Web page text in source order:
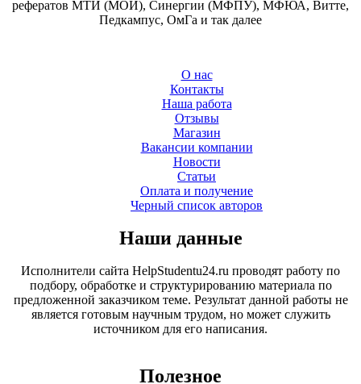
рефератов МТИ (МОИ), Синергии (МФПУ), МФЮА, Витте,
Педкампус, ОмГа и так далее
О нас
Контакты
Наша работа
Отзывы
Магазин
Вакансии компании
Новости
Статьи
Оплата и получение
Черный список авторов
Наши данные
Исполнители сайта HelpStudentu24.ru проводят работу по
подбору, обработке и структурированию материала по
предложенной заказчиком теме. Результат данной работы не
является готовым научным трудом, но может служить
источником для его написания.
Полезное